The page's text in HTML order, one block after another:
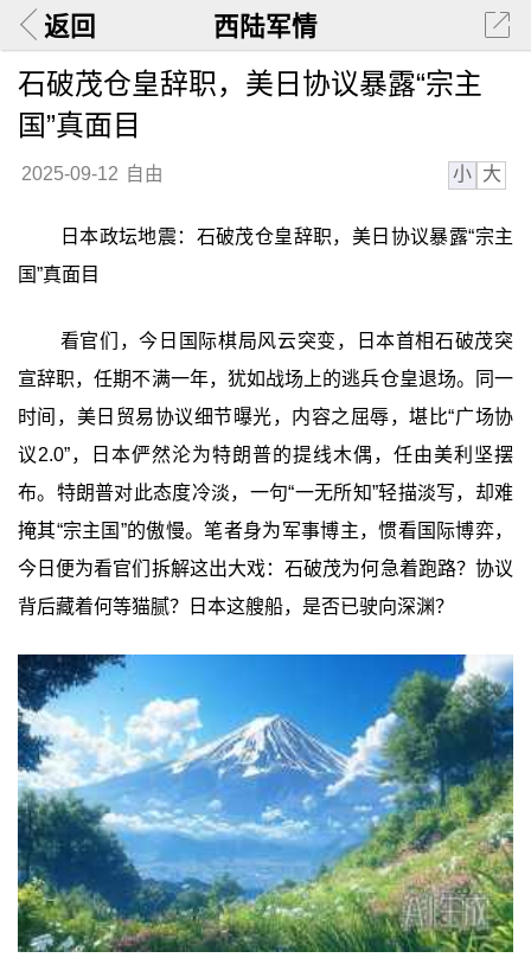
返回 西陆军情
石破茂仓皇辞职，美日协议暴露“宗主
国”真面目
2025-09-12 自由 小 大
日本政坛地震：石破茂仓皇辞职，美日协议暴露“宗主
国”真面目
看官们，今日国际棋局风云突变，日本首相石破茂突
宣辞职，任期不满一年，犹如战场上的逃兵仓皇退场。同一
时间，美日贸易协议细节曝光，内容之屈辱，堪比“广场协
议2.0”，日本俨然沦为特朗普的提线木偶，任由美利坚摆
布。特朗普对此态度冷淡，一句“一无所知”轻描淡写，却难
掩其“宗主国”的傲慢。笔者身为军事博主，惯看国际博弈，
今日便为看官们拆解这出大戏：石破茂为何急着跑路？协议
背后藏着何等猫腻？日本这艘船，是否已驶向深渊？